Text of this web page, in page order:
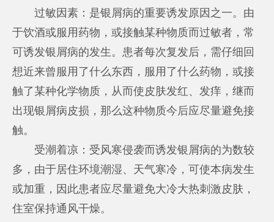
过敏因素：是银屑病的重要诱发原因之一。由
于饮酒或服用药物，或接触某种物质而过敏者，常
可诱发银屑病的发生。患者每次复发后，需仔细回
想近来曾服用了什么东西，服用了什么药物，或接
触了某种化学物质，从而使皮肤发红、发痒，继而
出现银屑病皮损，那么这种物质今后应尽量避免接
触。
受潮着凉：受风寒侵袭而诱发银屑病的为数较
多，由于居住环境潮湿、天气寒冷，可使本病发生
或加重，因此患者应尽量避免大冷大热刺激皮肤，
住室保持通风干燥。